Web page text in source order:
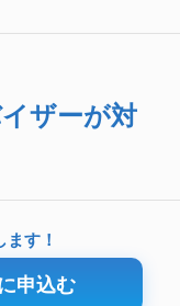
ザーが対
す！
申込む